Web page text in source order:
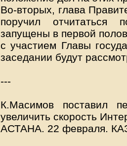
Во-вторых, глава
поручил отчитаться
запущены в первой
с участием Главы
заседании будут
---
К.Масимов поставил
увеличить скорость
АСТАНА. 22 февраля.